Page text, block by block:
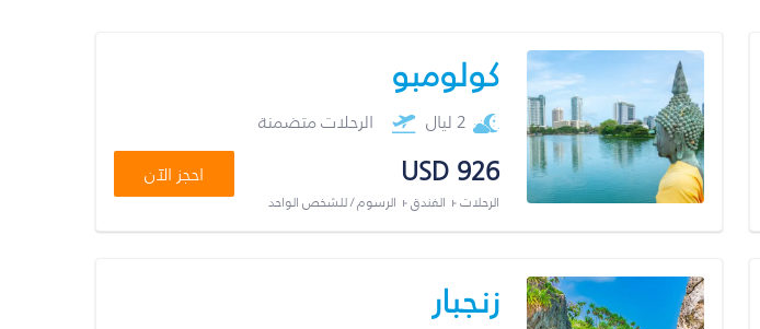
كولومبو
2 ليال الرحلات متضمنة
USD 926
الرحلات + الفندق + الرسوم / للشخص الواحد
احجز الآن
زنجبار